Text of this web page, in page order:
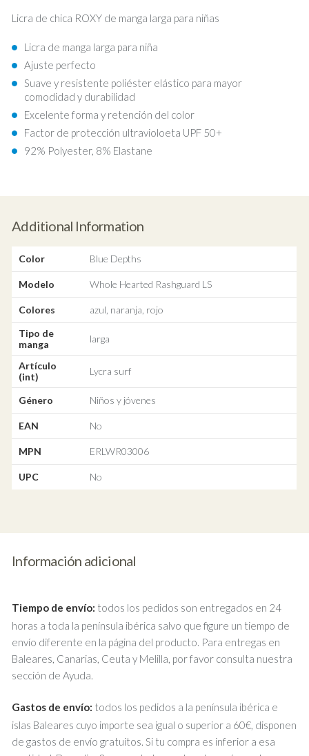
Licra de chica ROXY de manga larga para niñas
Licra de manga larga para niña
Ajuste perfecto
Suave y resistente poliéster elástico para mayor
comodidad y durabilidad
Excelente forma y retención del color
Factor de protección ultravioloeta UPF 50+
92% Polyester, 8% Elastane
Additional Information
Color Blue Depths
Modelo Whole Hearted Rashguard LS
Colores
azul, naranja, rojo
Tipo de
manga
larga
Artículo
(int)
Lycra surf
Género Niños y jóvenes
EAN No
MPN ERLWR03006
UPC No
Información adicional
Tiempo de envío: todos los pedidos son entregados en 24
horas a toda la península ibérica salvo que figure un tiempo de
envío diferente en la página del producto. Para entregas en
Baleares, Canarias, Ceuta y Melilla, por favor consulta nuestra
sección de Ayuda.
Gastos de envío: todos los pedidos a la península ibérica e
islas Baleares cuyo importe sea igual o superior a 60€, disponen
de gastos de envío gratuitos. Si tu compra es inferior a esa